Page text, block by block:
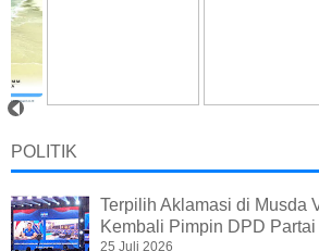
POLITIK
Terpilih Aklamasi di Musda
Kembali Pimpin DPD
25 Juli 2026